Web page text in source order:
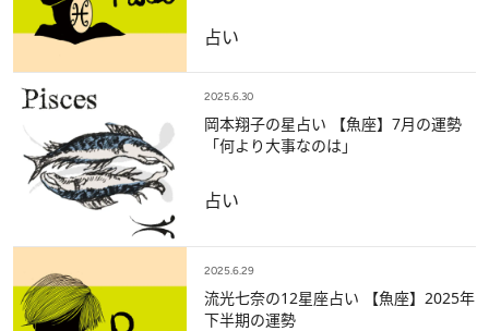
占い
2025.6.30
岡本翔子の星占い 【魚座】7月の運勢
「何より大事なのは」
占い
2025.6.29
流光七奈の12星座占い 【魚座】2025年
下半期の運勢